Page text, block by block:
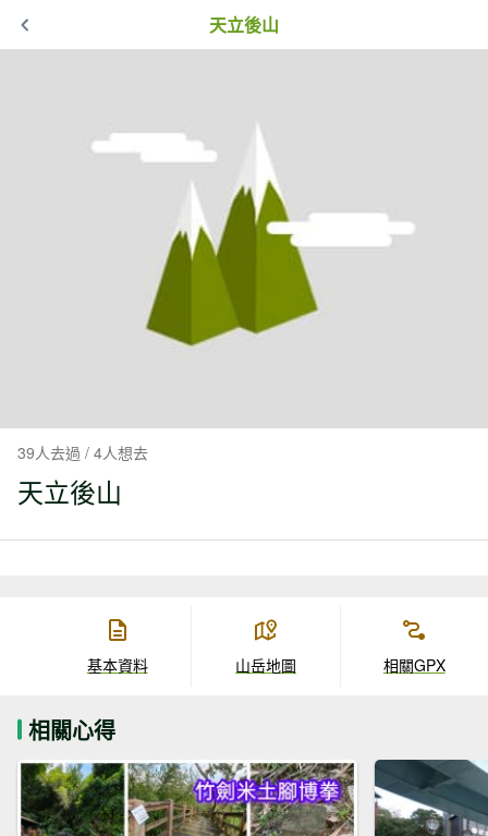
天立後山
39人去過 / 4人想去
天立後山
基本資料 山岳地圖 相關GPX
相關心得